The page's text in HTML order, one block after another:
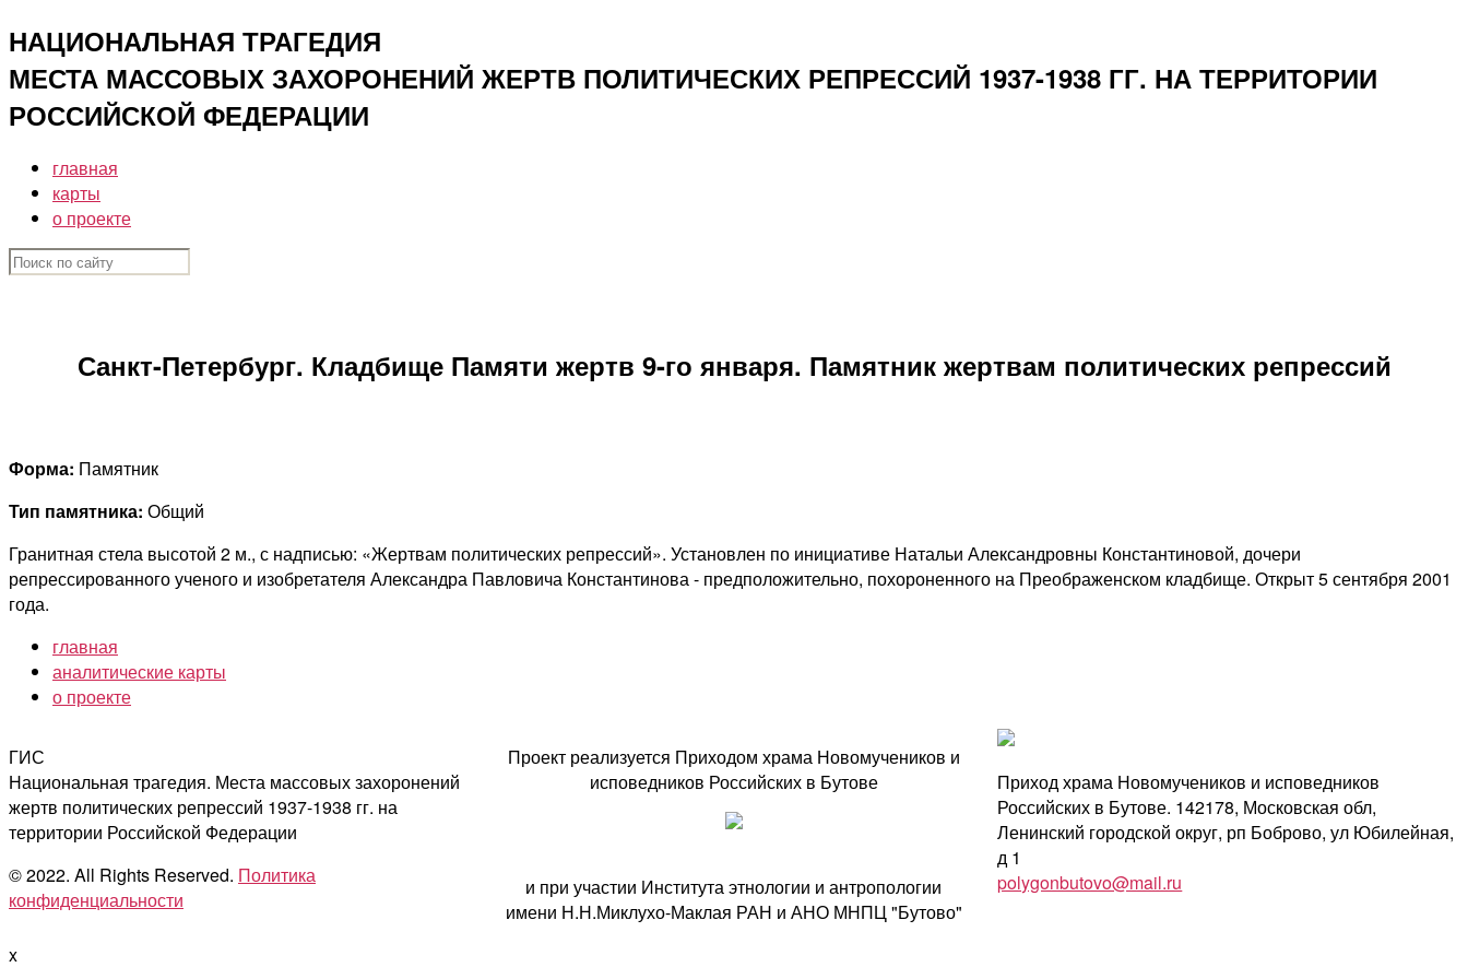
Перейти
к
содержимому
НАЦИОНАЛЬНАЯ ТРАГЕДИЯ
МЕСТА МАССОВЫХ ЗАХОРОНЕНИЙ ЖЕРТВ ПОЛИТИЧЕСКИХ РЕПРЕССИЙ 1937-1938 ГГ. НА ТЕРРИТОРИИ
РОССИЙСКОЙ ФЕДЕРАЦИИ
главная
карты
о проекте
Санкт-Петербург. Кладбище Памяти жертв 9-го января. Памятник жертвам политических репрессий
Форма: Памятник
Тип памятника: Общий
Гранитная стела высотой 2 м., с надписью: «Жертвам политических репрессий». Установлен по инициативе Натальи Александровны Константиновой, дочери
репрессированного ученого и изобретателя Александра Павловича Константинова - предположительно, похороненного на Преображенском кладбище. Открыт 5 сентября 2001
года.
главная
аналитические карты
о проекте
ГИС
Национальная трагедия. Места массовых захоронений
жертв политических репрессий 1937-1938 гг. на
территории Российской Федерации
© 2022. All Rights Reserved. Политика
конфиденциальности
Проект реализуется Приходом храма Новомучеников и
исповедников Российских в Бутове
и при участии Института этнологии и антропологии
имени Н.Н.Миклухо-Маклая РАН и АНО МНПЦ "Бутово"
Приход храма Новомучеников и исповедников
Российских в Бутове. 142178, Московская обл,
Ленинский городской округ, рп Боброво, ул Юбилейная,
д 1
polygonbutovo@mail.ru
x